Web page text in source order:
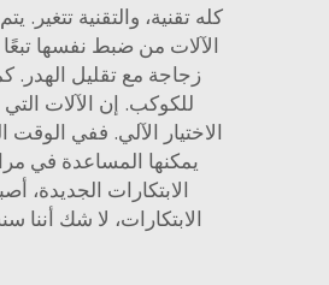
كله تقنية، والتقنية
الآلات من ضبط نفسها
زجاجة مع تقليل الهدر.
الاختيار الآلي. ففي
يمكنها المساعدة في
الابتكارات الجديدة،
الابتكارات، لا شك